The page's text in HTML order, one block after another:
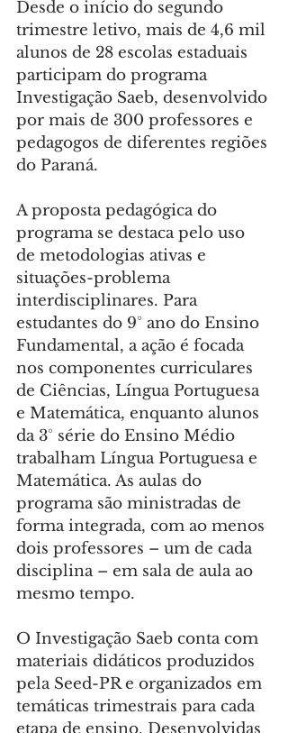
Desde o início do segundo
trimestre letivo, mais de 4,6 mil
alunos de 28 escolas estaduais
participam do programa
Investigação Saeb, desenvolvido
por mais de 300 professores e
pedagogos de diferentes regiões
do Paraná.
A proposta pedagógica do
programa se destaca pelo uso
de metodologias ativas e
situações-problema
interdisciplinares. Para
estudantes do 9° ano do Ensino
Fundamental, a ação é focada
nos componentes curriculares
de Ciências, Língua Portuguesa
e Matemática, enquanto alunos
da 3° série do Ensino Médio
trabalham Língua Portuguesa e
Matemática. As aulas do
programa são ministradas de
forma integrada, com ao menos
dois professores – um de cada
disciplina – em sala de aula ao
mesmo tempo.
O Investigação Saeb conta com
materiais didáticos produzidos
pela Seed-PR e organizados em
temáticas trimestrais para cada
etapa de ensino. Desenvolvidas